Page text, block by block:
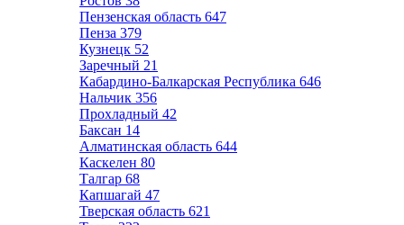
Пензенская область 647
Пенза 379
Кузнецк 52
Заречный 21
Кабардино-Балкарская Республика 646
Нальчик 356
Прохладный 42
Баксан 14
Алматинская область 644
Каскелен 80
Талгар 68
Капшагай 47
Тверская область 621